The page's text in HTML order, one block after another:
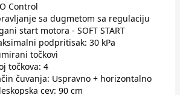
Control
sa dugmetom sa regulaciju
start motora - SOFT START
podpritisak: 30 kPa
točkovi
točkova: 4
čuvanja: Uspravno + horizontalno
cev: 90 cm